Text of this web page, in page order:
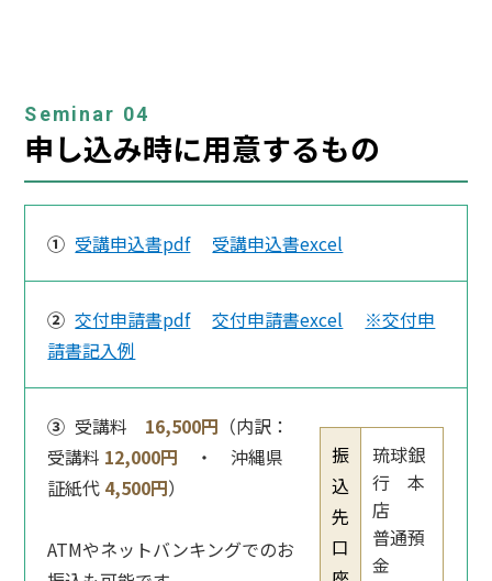
Seminar 04
申し込み時に用意するもの
① 受講申込書pdf 受講申込書excel
② 交付申請書pdf 交付申請書excel
※交付申
請書記入例
③ 受講料 16,500円 （内訳：
受講料 12,000円 ・ 沖縄県
証紙代 4,500円）
ATMやネットバンキングでのお
振
込
先
口
琉球銀
行 本
店
普通預
金